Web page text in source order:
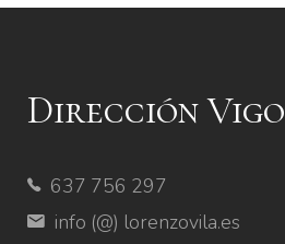
Dirección Vigo
637 756 297
info (@) lorenzovila.es